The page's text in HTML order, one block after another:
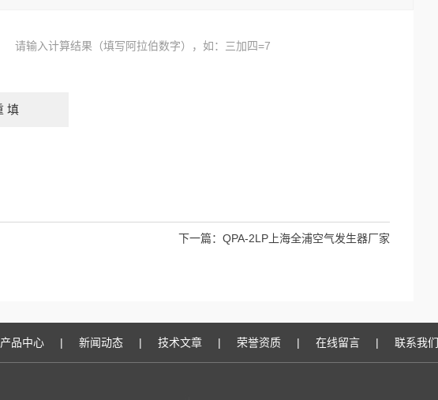
请输入计算结果（填写阿拉伯数字），如：三加四=7
下一篇： QPA-2LP上海全浦空气发生器厂家
产品中心 | 新闻动态 | 技术文章 | 荣誉资质 | 在线留言 | 联系我们